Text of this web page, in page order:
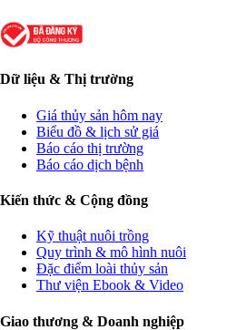
Dữ liệu & Thị trường
Giá thủy sản hôm nay
Biểu đồ & lịch sử giá
Báo cáo thị trường
Báo cáo dịch bệnh
Kiến thức & Cộng đồng
Kỹ thuật nuôi trồng
Quy trình & mô hình nuôi
Đặc điểm loài thủy sản
Thư viện Ebook & Video
Giao thương & Doanh nghiệp